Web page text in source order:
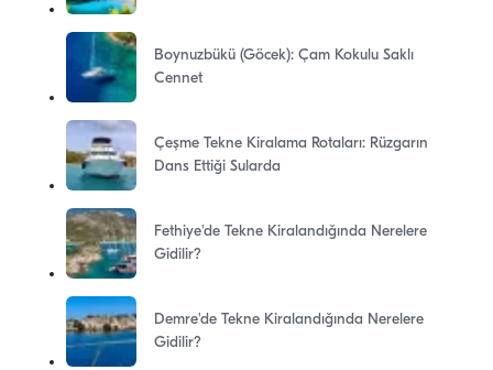
Boynuzbükü (Göcek): Çam Kokulu Saklı
Cennet
Çeşme Tekne Kiralama Rotaları: Rüzgarın
Dans Ettiği Sularda
Fethiye'de Tekne Kiralandığında Nerelere
Gidilir?
Demre'de Tekne Kiralandığında Nerelere
Gidilir?